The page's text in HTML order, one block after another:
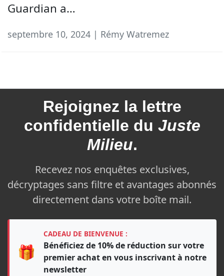
Guardian a…
septembre 10, 2024 | Rémy Watremez
Rejoignez la lettre
confidentielle du Juste
Milieu.
Recevez nos enquêtes exclusives,
décryptages sans filtre et avantages abonnés
directement dans votre boîte mail.
🎁
CADEAU DE BIENVENUE :
Bénéficiez de 10% de réduction sur votre
premier achat en vous inscrivant à notre
newsletter